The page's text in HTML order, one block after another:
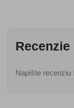
Napíšte recenziu !